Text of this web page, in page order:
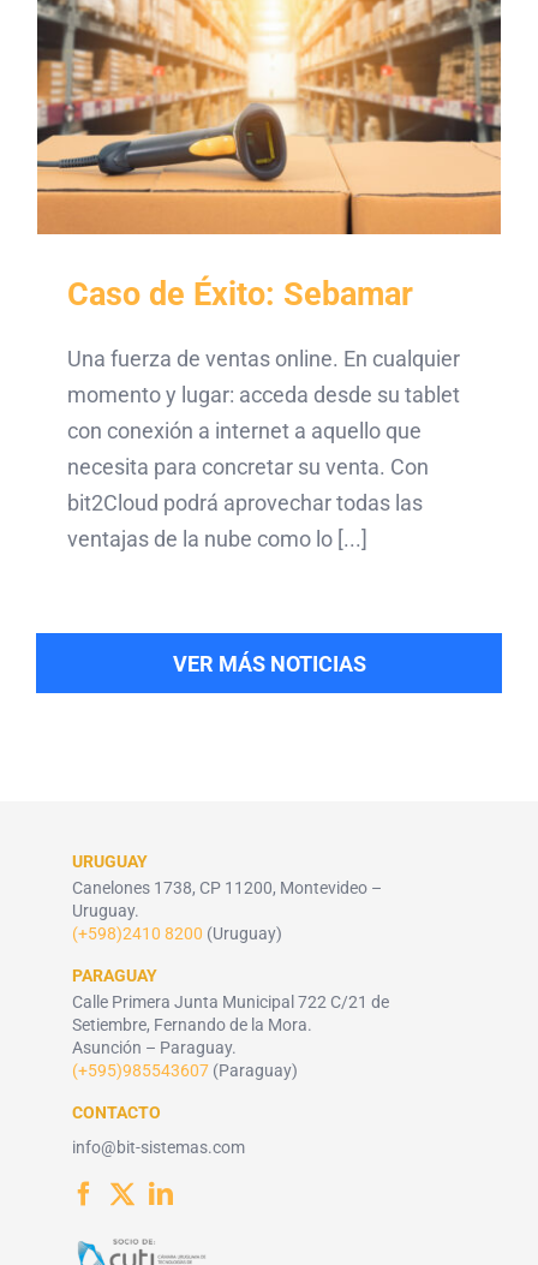
Caso de Éxito: Sebamar
Una fuerza de ventas online. En cualquier
momento y lugar: acceda desde su tablet
con conexión a internet a aquello que
necesita para concretar su venta. Con
bit2Cloud podrá aprovechar todas las
ventajas de la nube como lo [...]
VER MÁS NOTICIAS
URUGUAY
Canelones 1738, CP 11200, Montevideo –
Uruguay.
(+598)2410 8200 (Uruguay)
PARAGUAY
Calle Primera Junta Municipal 722 C/21 de
Setiembre, Fernando de la Mora.
Asunción – Paraguay.
(+595)985543607 (Paraguay)
CONTACTO
info@bit-sistemas.com